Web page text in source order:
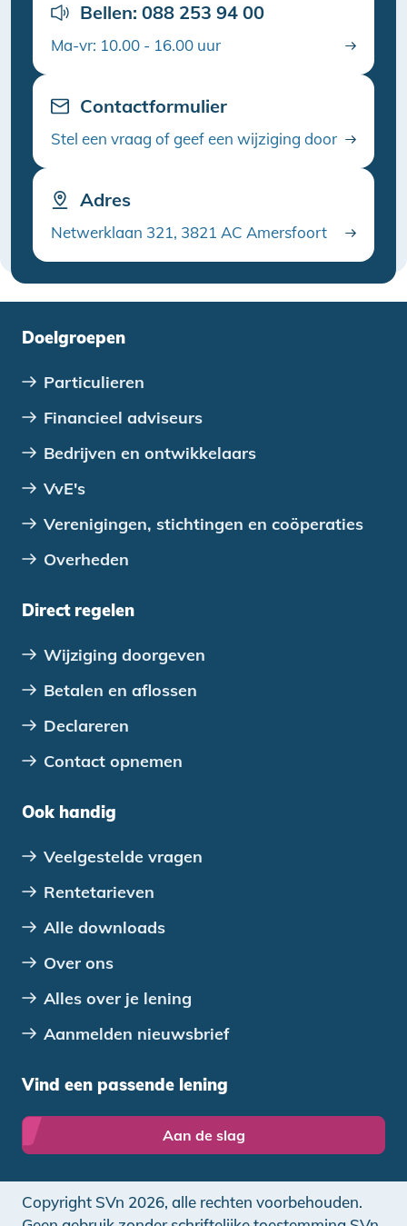
Bellen: 088 253 94 00
Ma-vr: 10.00 - 16.00 uur
Contactformulier
Stel een vraag of geef een wijziging door
Adres
Netwerklaan 321, 3821 AC Amersfoort
Doelgroepen
Particulieren
Financieel adviseurs
Bedrijven en ontwikkelaars
VvE's
Verenigingen, stichtingen en coöperaties
Overheden
Direct regelen
Wijziging doorgeven
Betalen en aflossen
Declareren
Contact opnemen
Ook handig
Veelgestelde vragen
Rentetarieven
Alle downloads
Over ons
Alles over je lening
Aanmelden nieuwsbrief
Vind een passende lening
Aan de slag
Copyright SVn 2026, alle rechten voorbehouden.